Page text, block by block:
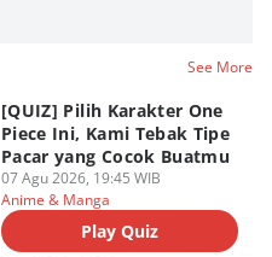
See More
[QUIZ] Pilih Karakter One
Piece Ini, Kami Tebak Tipe
Pacar yang Cocok Buatmu
07 Agu 2026, 19:45 WIB
Anime & Manga
Play Quiz